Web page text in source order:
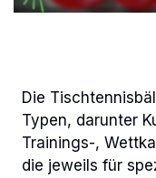
Die
Typen, darunter
Trainings-,
die jeweils für